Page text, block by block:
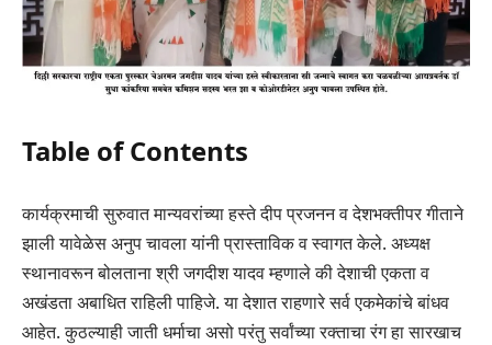
Table of Contents
कार्यक्रमाची सुरुवात मान्यवरांच्या हस्ते दीप प्रजनन व देशभक्तीपर गीताने
झाली यावेळेस अनुप चावला यांनी प्रास्ताविक व स्वागत केले. अध्यक्ष
स्थानावरून बोलताना श्री जगदीश यादव म्हणाले की देशाची एकता व
अखंडता अबाधित राहिली पाहिजे. या देशात राहणारे सर्व एकमेकांचे बांधव
आहेत. कुठल्याही जाती धर्माचा असो परंतु सर्वांच्या रक्ताचा रंग हा सारखाच